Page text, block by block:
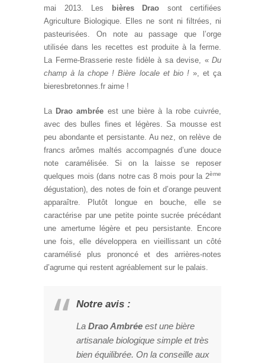
mai 2013. Les
bières Drao sont certifiées
Agriculture Biologique. Elles ne sont ni filtrées, ni
pasteurisées. On note au passage que l’orge
utilisée dans les recettes est produite à la ferme.
La Ferme-Brasserie reste fidèle à sa devise, « Du
champ à la chope ! Bière locale et bio ! », et ça
bieresbretonnes.fr aime !
La Drao ambrée est une bière à la robe cuivrée,
avec des bulles fines et légères. Sa mousse est
peu abondante et persistante. Au nez, on relève de
francs arômes maltés accompagnés d’une douce
note caramélisée. Si on la laisse se reposer
quelques mois (dans notre cas 8 mois pour la 2ème
dégustation), des notes de foin et d’orange peuvent
apparaître. Plutôt longue en bouche, elle se
caractérise par une petite pointe sucrée précédant
une amertume légère et peu persistante. Encore
une fois, elle développera en vieillissant un côté
caramélisé plus prononcé et des arrières-notes
d’agrume qui restent agréablement sur le palais.
Notre avis :
La Drao Ambrée est une bière
artisanale biologique simple et très
bien équilibrée. On la conseille aux